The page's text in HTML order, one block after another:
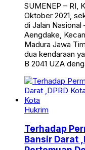
SUMENEP – RI,
Oktober 2021,
di Jalan Nasional
Aengdake,
Madura Jawa
dua kendaraan
B 2041 UZA
Hukrim
Terhadap
Bansir Darat